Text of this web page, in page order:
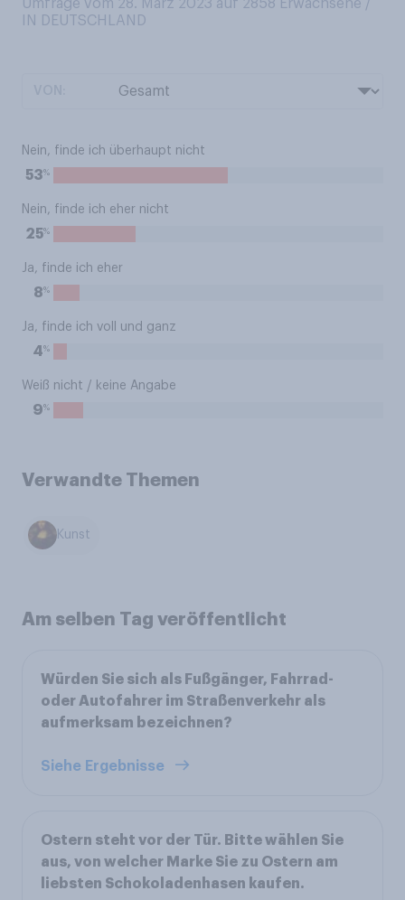
Umfrage vom 28. März 2023 auf 2858 Erwachsene /
IN DEUTSCHLAND
Nein, finde ich überhaupt nicht
53%
Nein, finde ich eher nicht
25%
Ja, finde ich eher
8%
Ja, finde ich voll und ganz
4%
Weiß nicht / keine Angabe
9%
Verwandte Themen
Kunst
Am selben Tag veröffentlicht
Würden Sie sich als Fußgänger, Fahrrad-
oder Autofahrer im Straßenverkehr als
aufmerksam bezeichnen?
Siehe Ergebnisse
Ostern steht vor der Tür. Bitte wählen Sie
aus, von welcher Marke Sie zu Ostern am
liebsten Schokoladenhasen kaufen.